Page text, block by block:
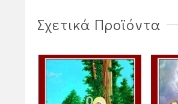
Σχετικά Προϊόντα